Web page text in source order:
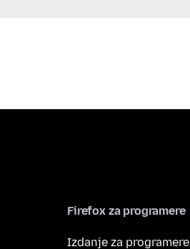
Firefox za programere
Izdanje za programere